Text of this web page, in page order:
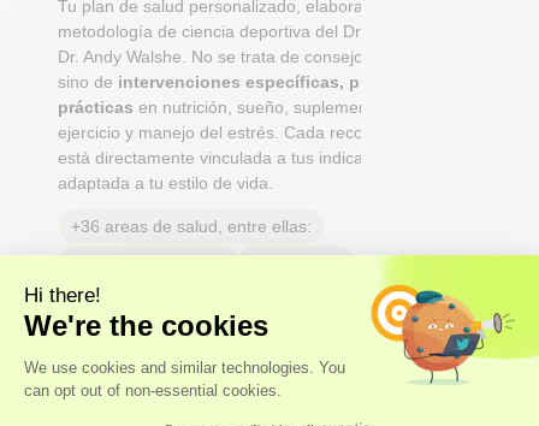
Tu plan de salud personalizado, elaborado con la
metodología de ciencia deportiva del Dr. Niko Mihic y el
Dr. Andy Walshe. No se trata de consejos genéricos,
sino de intervenciones específicas, priorizadas y
prácticasen nutrición, sueño, suplementación,
ejercicio y manejo del estrés. Cada recomendación
está directamente vinculada a tus indicadores y
adaptada a tu estilo de vida.
+36 areas de salud, entre ellas:
Peso y grasa corporal
Alergias
Dolores de cabeza y migrañas
Salud dental y bucal
Salud reproductiva